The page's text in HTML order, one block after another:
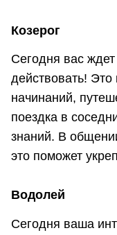
Козерог
Сегодня вас
действовать!
начинаний,
поездка в
знаний. В
это поможет
Водолей
Сегодня ваша